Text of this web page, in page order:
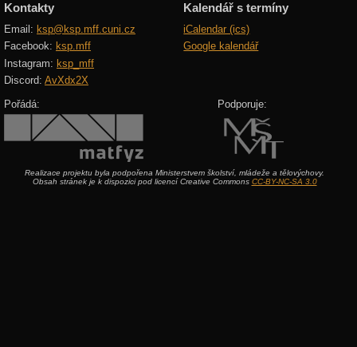
Kontakty
Email: ksp@ksp.mff.cuni.cz
Facebook: ksp.mff
Instagram: ksp_mff
Discord: AvXdx2X
Kalendář s termíny
iCalendar (ics)
Google kalendář
Pořádá: Podporuje:
Realizace projektu byla podpořena Ministerstvem školství, mládeže a tělovýchovy.
Obsah stránek je k dispozici pod licencí Creative Commons CC-BY-NC-SA 3.0